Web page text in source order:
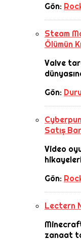
Gön:
Steam
Ölümün
Valve
Gön:
Satış
Video
Gön:
Lectern
zanaat